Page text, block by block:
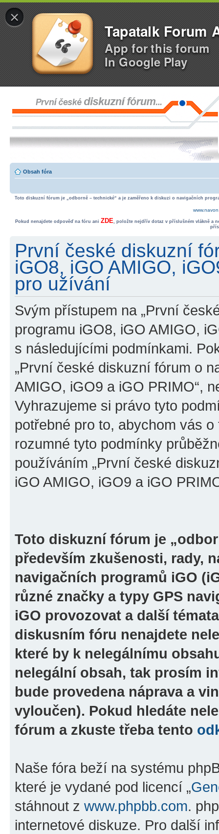
×
Tapatalk Forum
App for this forum
In Google Play
Obsah fóra
Toto diskuzní fórum je „odborně – technické“ a je zaměřeno k diskuzi o navigačních
Pokud nenajdete odpověď na fóru ani ZDE, položte nejdřív dotaz v příslušném vlákně a
První české diskuzní
iGO8, iGO AMIGO,
pro užívání
Svým přístupem na „První
programu iGO8, iGO AMIGO,
s následujícími podmínkami.
„První české diskuzní fórum o
AMIGO, iGO9 a iGO PRIMO“,
Vyhrazujeme si právo tyto
potřebné pro to, abychom vás
rozumné tyto podmínky
používáním „První české
iGO AMIGO, iGO9 a iGO
Toto diskuzní fórum je
především zkušenosti, rady,
navigačních programů iGO
různé značky a typy GPS
iGO provozovat a další
diskusním fóru nenajdete
které by k nelegálnímu
nelegální obsah, tak prosím
bude provedena náprava a
vyloučen). Pokud hledáte
fórum a zkuste třeba tento
Naše fóra beží na systému
které je vydané pod licencí „
stáhnout z www.phpbb.com.
internetové diskuze. Pro další